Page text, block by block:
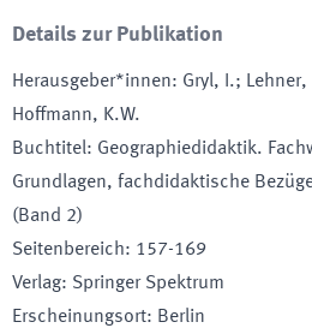
Details zur Publikation
Herausgeber*innen: Gryl, I.;
Hoffmann, K.W.
Buchtitel: Geographiedidaktik.
Grundlagen, fachdidaktische
(Band 2)
Seitenbereich: 157-169
Verlag: Springer Spektrum
Erscheinungsort: Berlin